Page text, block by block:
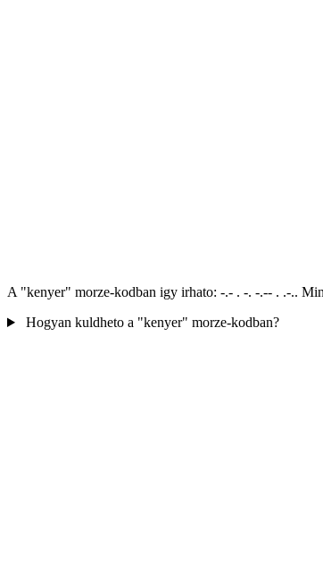
A "kenyer" morze-kodban igy irhato: -.- . -. -.-- . .-..
Hogyan kuldheto a "kenyer" morze-kodban?